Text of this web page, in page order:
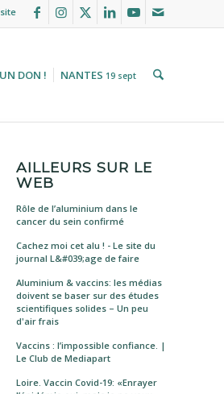
DON ! NANTES 19 sept
AILLEURS SUR LE
WEB
Rôle de l’aluminium dans le
cancer du sein confirmé
Cachez moi cet alu ! - Le site du
journal L&#039;age de faire
Aluminium & vaccins: les médias
doivent se baser sur des études
scientifiques solides – Un peu
d'air frais
Vaccins : l’impossible confiance. |
Le Club de Mediapart
Loire. Vaccin Covid-19: «Enrayer